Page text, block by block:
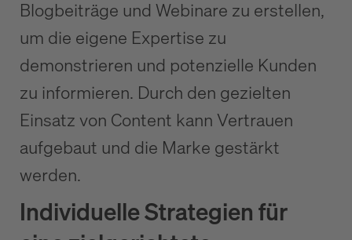
Blogbeiträge und Webinare zu erstellen,
um die eigene Expertise zu
demonstrieren und potenzielle Kunden
zu informieren. Durch den gezielten
Einsatz von Content kann Vertrauen
aufgebaut und die Marke gestärkt
werden.
Individuelle Strategien für